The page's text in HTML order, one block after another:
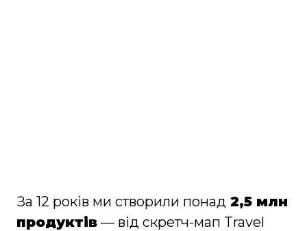
За 12 років ми створили понад 2,5 млн
продуктів — від скретч-мап Travel